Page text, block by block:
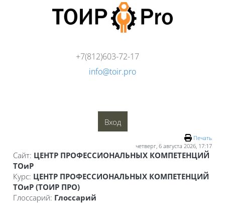
Перейти к основному содержанию
+7(812)603-72-17
info@toir.pro
Вход
Печать
четверг, 6 августа 2026, 17:17
Сайт: ЦЕНТР ПРОФЕССИОНАЛЬНЫХ КОМПЕТЕНЦИЙ
ТОиР
Курс: ЦЕНТР ПРОФЕССИОНАЛЬНЫХ КОМПЕТЕНЦИЙ
ТОиР (ТОИР ПРО)
Глоссарий: Глоссарий